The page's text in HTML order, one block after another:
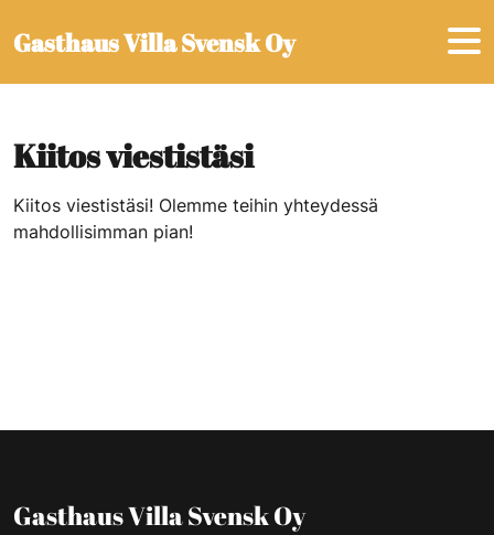
Gasthaus Villa Svensk Oy
Kiitos viestistäsi
Kiitos viestistäsi! Olemme teihin yhteydessä
mahdollisimman pian!
Gasthaus Villa Svensk Oy